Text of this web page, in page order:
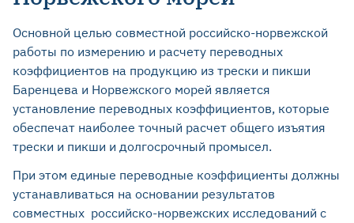
Основной целью совместной российско-норвежской
работы по измерению и расчету переводных
коэффициентов на продукцию из трески и пикши
Баренцева и Норвежского морей является
установление переводных коэффициентов, которые
обеспечат наиболее точный расчет общего изъятия
трески и пикши и долгосрочный промысел.
При этом единые переводные коэффициенты должны
устанавливаться на основании результатов
совместных российско-норвежских исследований с